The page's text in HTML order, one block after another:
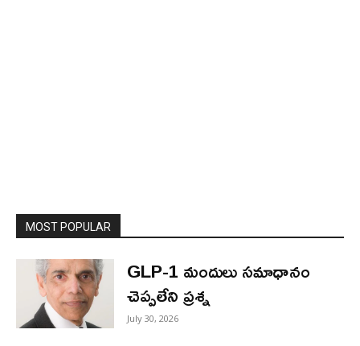
MOST POPULAR
GLP-1 మందులు సమాధానం
చెప్పలేని ప్రశ్న
July 30, 2026